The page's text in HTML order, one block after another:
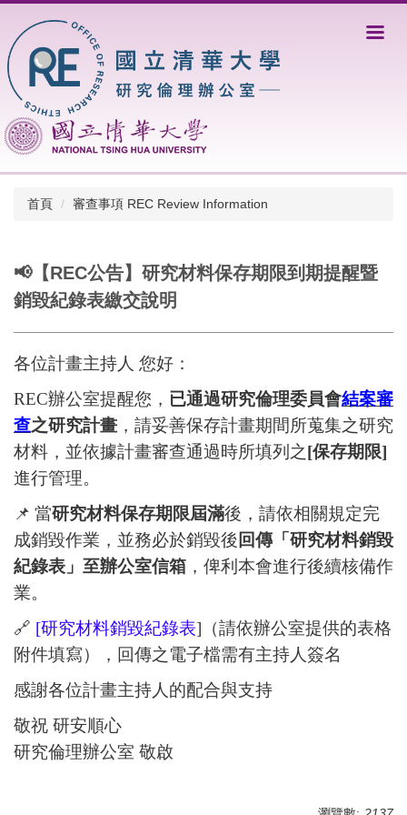
到
主
要
內
區
首頁 審查事項 REC Review Information
📢【REC公告】研究材料保存期限到期提醒暨
銷毀紀錄表繳交說明
各位計畫主持人 您好：
REC辦公室提醒您， 已通過研究倫理委員會結案審
查之研究計畫 ，請妥善保存計畫期間所蒐集之研究
材料，並依據計畫審查通過時所填列之[保存期限]
進行管理。
📌 當研究材料保存期限屆滿後，請依相關規定完
成銷毀作業，並務必於銷毀後回傳「研究材料銷毀
紀錄表」至辦公室信箱 ，俾利本會進行後續核備作
業。
🔗 [研究材料銷毀紀錄表] （請依辦公室提供的表格
附件填寫），回傳之電子檔需有主持人簽名
感謝各位計畫主持人的配合與支持
敬祝 研安順心
研究倫理辦公室 敬啟